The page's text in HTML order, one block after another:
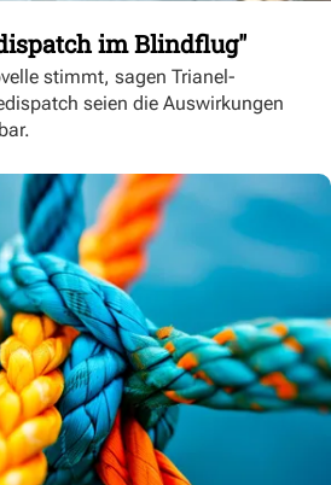
im Blindflug"
stimmt, sagen Trianel-
seien die Auswirkungen